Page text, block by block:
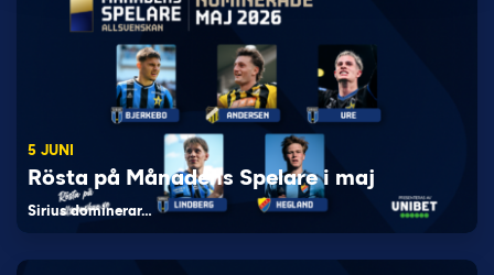
5 JUNI
Rösta på Månadens Spelare i maj
Sirius dominerar…